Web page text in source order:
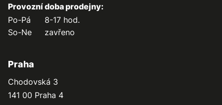
Provozní doba prodejny:
Po-Pá
8-17 hod.
So-Ne
zavřeno
Praha
Chodovská 3
141 00 Praha 4